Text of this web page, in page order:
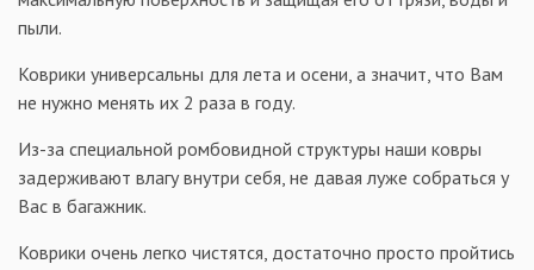
пыли.
Коврики универсальны для лета и осени, а значит, что Вам
не нужно менять их 2 раза в году.
Из-за специальной ромбовидной структуры наши ковры
задерживают влагу внутри себя, не давая луже собраться у
Вас в багажник.
Коврики очень легко чистятся, достаточно просто пройтись